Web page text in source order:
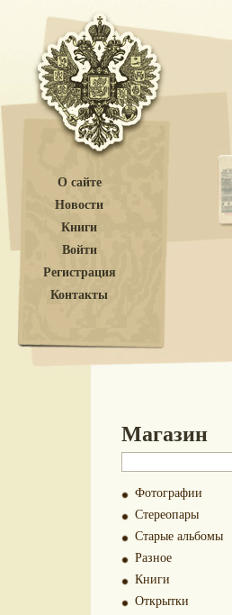
О сайте
Новости
Книги
Войти
Регистрация
Контакты
Магазин
Фотографии
Стереопары
Старые альбомы
Разное
Книги
Открытки